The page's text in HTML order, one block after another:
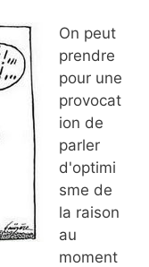
On peut
prendre
pour une
provocat
ion de
parler
d'optimi
sme de
la raison
au
moment